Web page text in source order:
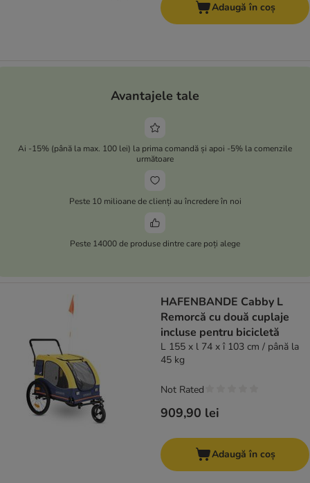
Adaugă în coș
Avantajele tale
Ai -15% (până la max. 100 lei) la prima comandă și apoi -5% la comenzile
următoare
Peste 10 milioane de clienți au încredere în noi
Peste 14000 de produse dintre care poți alege
HAFENBANDE Cabby L
Remorcă cu două cuplaje
incluse pentru bicicletă
L 155 x l 74 x î 103 cm / până la
45 kg
909,90 lei
Not Rated
Adaugă în coș